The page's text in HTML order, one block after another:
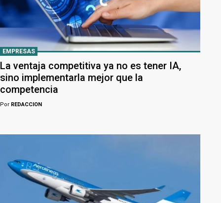
EMPRESAS
La ventaja competitiva ya no es tener IA,
sino implementarla mejor que la
competencia
Por REDACCION